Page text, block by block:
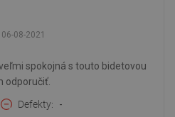
06-08-2021
spokojná s touto bidetovou
odporučiť.
Defekty -